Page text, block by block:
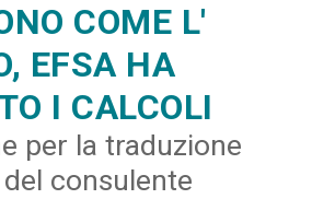
COME L'
EFSA HA
I CALCOLI
per la traduzione
consulente